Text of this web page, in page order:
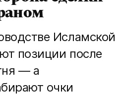
Исламской
позиции после
— а
очки